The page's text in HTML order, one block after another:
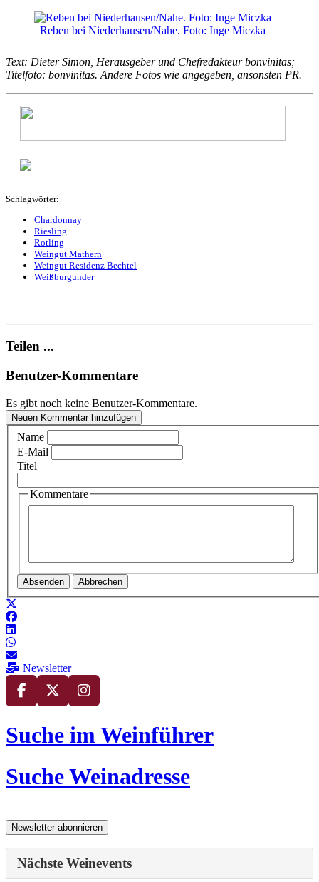
Reben bei Niederhausen/Nahe. Foto: Inge Miczka
Text: Dieter Simon, Herausgeber und Chefredakteur bonvinitas;
Titelfoto: bonvinitas. Andere Fotos wie angegeben, ansonsten PR.
Schlagwörter:
Chardonnay
Riesling
Rotling
Weingut Mathern
Weingut Residenz Bechtel
Weißburgunder
Teilen ...
Benutzer-Kommentare
Es gibt noch keine Benutzer-Kommentare.
Neuen Kommentar hinzufügen
Name
E-Mail
Titel
Kommentare
Absenden Abbrechen
Newsletter
Suche im Weinführer
Suche Weinadresse
Nächste Weinevents